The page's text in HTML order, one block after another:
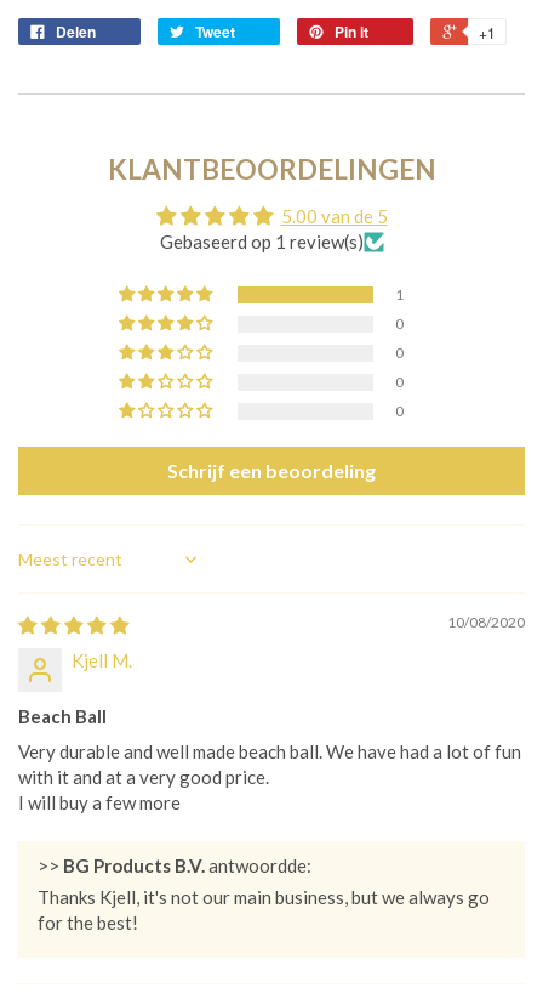
Delen Tweet Pin it +1
KLANTBEOORDELINGEN
5.00 van de 5
Gebaseerd op 1 review(s)
1
0
0
0
0
Schrijf een beoordeling
Sort by
10/08/2020
Kjell M.
Beach Ball
Very durable and well made beach ball. We have had a lot of fun
with it and at a very good price.
I will buy a few more
>> BG Products B.V.antwoordde:
Thanks Kjell, it's not our main business, but we always go
for the best!